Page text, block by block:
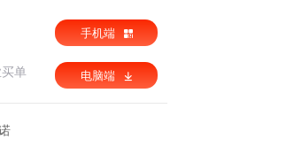
单
手机端
电脑端